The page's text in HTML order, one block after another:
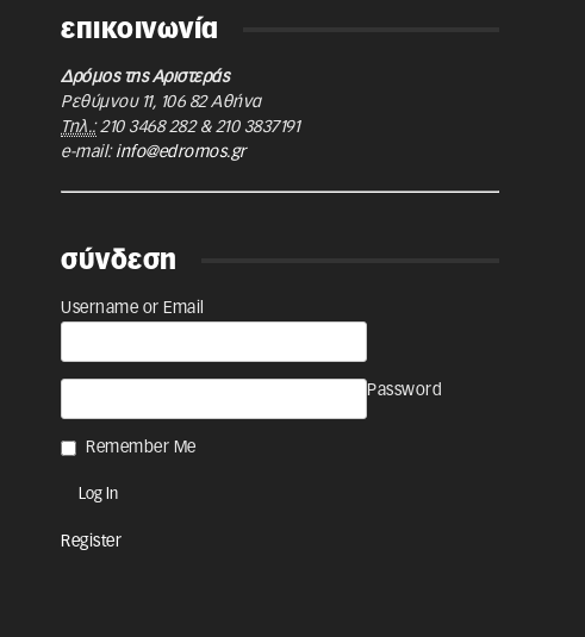
επικοινωνία
Δρόμος της Αριστεράς
Ρεθύμνου 11, 106 82 Αθήνα
Τηλ.: 210 3468 282& 210 3837191
e-mail: info@edromos.gr
σύνδεση
Username or Email
Password
Remember Me
Register